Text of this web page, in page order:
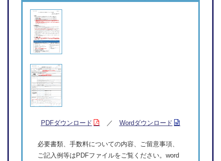
PDFダウンロード ／ Wordダウンロード
必要書類、手数料についての内容、ご留意事項、
ご記入例等はPDFファイルをご覧ください。word